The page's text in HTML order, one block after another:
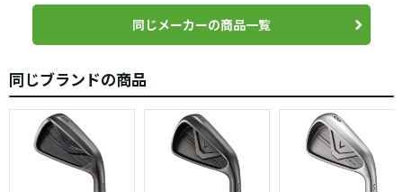
同じメーカーの商品一覧
同じブランドの商品